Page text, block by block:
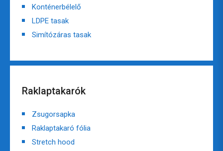
Konténerbélelő
LDPE tasak
Simítózáras tasak
Raklaptakarók
Zsugorsapka
Raklaptakaró fólia
Stretch hood